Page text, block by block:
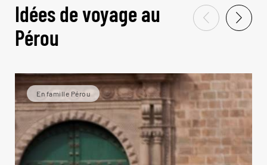
Idées de voyage au
Pérou
En famille Pérou